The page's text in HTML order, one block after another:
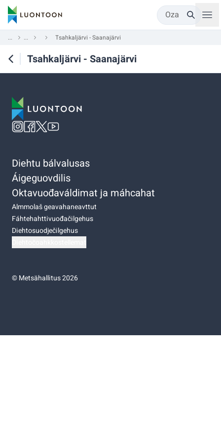
Oza
... ... Tsahkaljärvi - Saanajärvi
Tsahkaljärvi - Saanajärvi
Diehtu bálvalusas
Áigeguovdilis
Oktavuođaváldimat ja máhcahat
Almmolaš geavahaneavttut
Fáhtehahttivuođačilgehus
Diehtosuodječilgehus
©Metsähallitus 2026